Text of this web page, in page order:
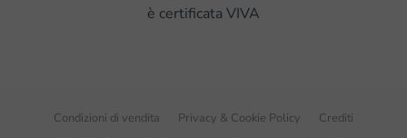
è certificata VIVA
Condizioni di vendita Privacy & Cookie Policy
Crediti